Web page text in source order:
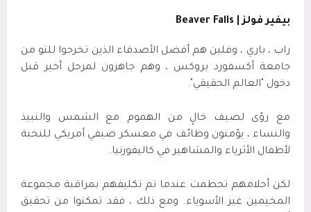
بيفير فولز | Beaver Falls
راب ، باري ، وفلين هم أفضل الأصدقاء الذين تخرجوا للتو من
جامعة أكسفورد بروكس ، وهم جاهزون لمرحل أخير قبل
دخول "العالم الحقيقي".
مع رؤى لصيف خالٍ من الهموم مع الشمس والنبيذ
والنساء ، يؤمنون وظائف في معسكر صيفي أمريكي للنخبة
لأطفال الأثرياء والمشاهير في كاليفورنيا.
لكن أحلامهم تحطمت عندما تم تكليفهم بمراقبة مجموعة
المخيمين غير الأسوياء. ومع ذلك ، فقد تمكنوا من تحقيق